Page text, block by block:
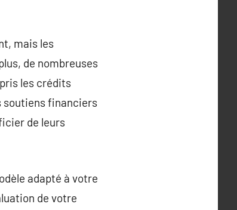
mais les
de nombreuses
les crédits
soutiens financiers
de leurs
adapté à votre
de votre